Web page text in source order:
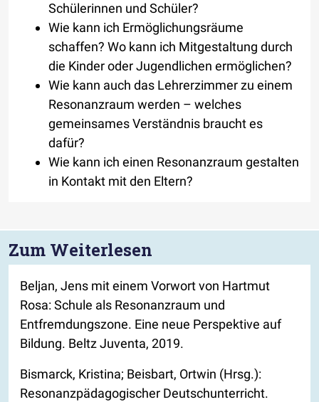
Schülerinnen und Schüler?
Wie kann ich Ermöglichungsräume
schaffen? Wo kann ich Mitgestaltung durch
die Kinder oder Jugendlichen ermöglichen?
Wie kann auch das Lehrerzimmer zu einem
Resonanzraum werden – welches
gemeinsames Verständnis braucht es
dafür?
Wie kann ich einen Resonanzraum gestalten
in Kontakt mit den Eltern?
Zum Weiterlesen
Beljan, Jens mit einem Vorwort von Hartmut
Rosa: Schule als Resonanzraum und
Entfremdungszone. Eine neue Perspektive auf
Bildung. Beltz Juventa, 2019.
Bismarck, Kristina; Beisbart, Ortwin (Hrsg.):
Resonanzpädagogischer Deutschunterricht.